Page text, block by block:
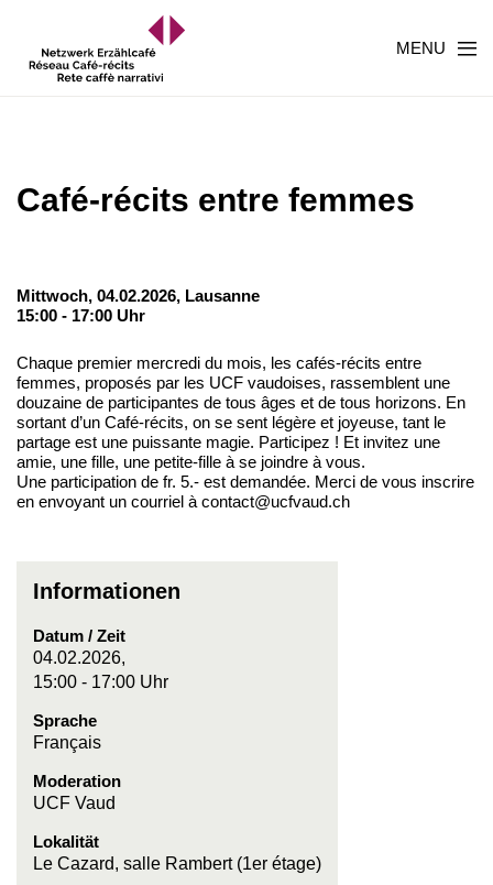
MENU
Café-récits entre femmes
Mittwoch, 04.02.2026, Lausanne
15:00 - 17:00 Uhr
Chaque premier mercredi du mois, les cafés-récits entre
femmes, proposés par les UCF vaudoises, rassemblent une
douzaine de participantes de tous âges et de tous horizons. En
sortant d’un Café-récits, on se sent légère et joyeuse, tant le
partage est une puissante magie. Participez ! Et invitez une
amie, une fille, une petite-fille à se joindre à vous.
Une participation de fr. 5.- est demandée. Merci de vous inscrire
en envoyant un courriel à contact@ucfvaud.ch
Informationen
Datum / Zeit
04.02.2026,
15:00 - 17:00 Uhr
Sprache
Français
Moderation
UCF Vaud
Lokalität
Le Cazard, salle Rambert (1er étage)